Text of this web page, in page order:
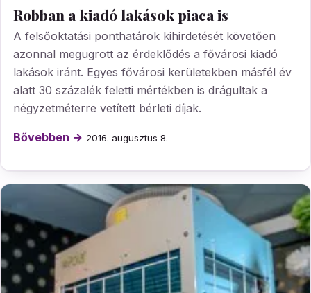
Robban a kiadó lakások piaca is
A felsőoktatási ponthatárok kihirdetését követően
azonnal megugrott az érdeklődés a fővárosi kiadó
lakások iránt. Egyes fővárosi kerületekben másfél év
alatt 30 százalék feletti mértékben is drágultak a
négyzetméterre vetített bérleti díjak.
Bővebben → 2016. augusztus 8.